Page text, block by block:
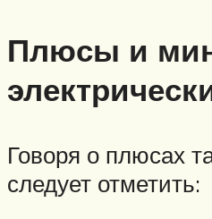
Плюсы и
Говоря о плюсах
следует отметить: